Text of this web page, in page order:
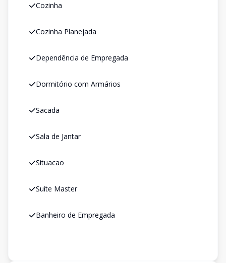
Cozinha
Cozinha Planejada
Dependência de Empregada
Dormitório com Armários
Sacada
Sala de Jantar
Situacao
Suíte Master
Banheiro de Empregada